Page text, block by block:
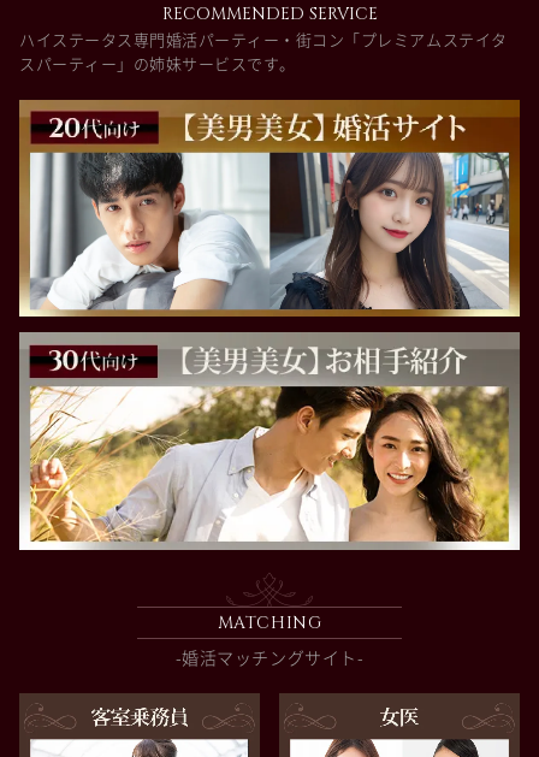
RECOMMENDED SERVICE
ハイステータス専門婚活パーティー・街コン「プレミアムステイタ
スパーティー」の姉妹サービスです。
MATCHING
-婚活マッチングサイト-